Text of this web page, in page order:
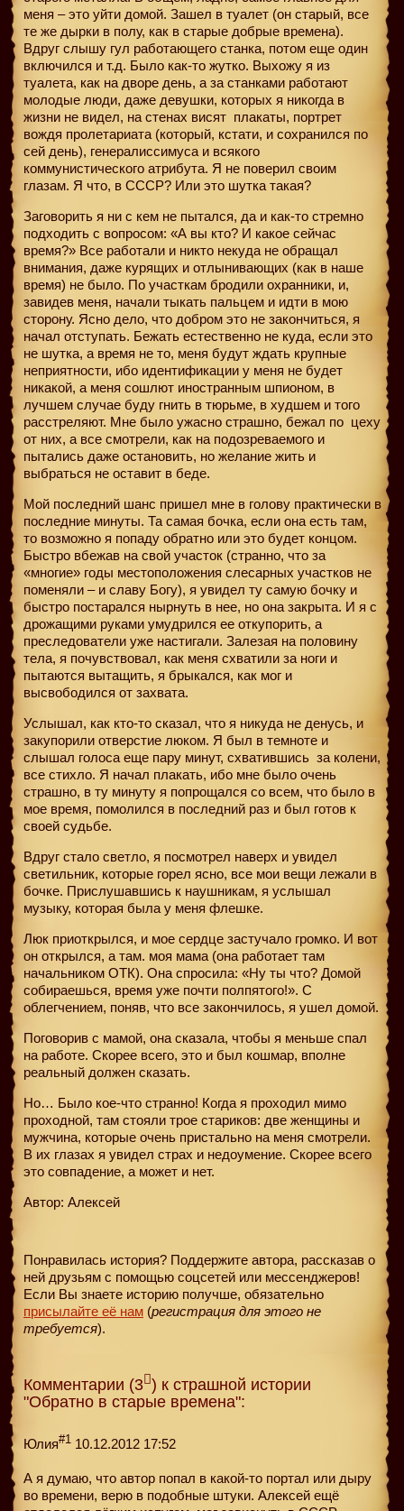
меня – это уйти домой. Зашел в туалет (он старый, все
те же дырки в полу, как в старые добрые времена).
Вдруг слышу гул работающего станка, потом еще один
включился и т.д. Было как-то жутко. Выхожу я из
туалета, как на дворе день, а за станками работают
молодые люди, даже девушки, которых я никогда в
жизни не видел, на стенах висят плакаты, портрет
вождя пролетариата (который, кстати, и сохранился по
сей день), генералиссимуса и всякого
коммунистического атрибута. Я не поверил своим
глазам. Я что, в СССР? Или это шутка такая?
Заговорить я ни с кем не пытался, да и как-то стремно
подходить с вопросом: «А вы кто? И какое сейчас
время?» Все работали и никто некуда не обращал
внимания, даже курящих и отлынивающих (как в наше
время) не было. По участкам бродили охранники, и,
завидев меня, начали тыкать пальцем и идти в мою
сторону. Ясно дело, что добром это не закончиться, я
начал отступать. Бежать естественно не куда, если это
не шутка, а время не то, меня будут ждать крупные
неприятности, ибо идентификации у меня не будет
никакой, а меня сошлют иностранным шпионом, в
лучшем случае буду гнить в тюрьме, в худшем и того
расстреляют. Мне было ужасно страшно, бежал по цеху
от них, а все смотрели, как на подозреваемого и
пытались даже остановить, но желание жить и
выбраться не оставит в беде.
Мой последний шанс пришел мне в голову практически в
последние минуты. Та самая бочка, если она есть там,
то возможно я попаду обратно или это будет концом.
Быстро вбежав на свой участок (странно, что за
«многие» годы местоположения слесарных участков не
поменяли – и славу Богу), я увидел ту самую бочку и
быстро постарался нырнуть в нее, но она закрыта. И я с
дрожащими руками умудрился ее откупорить, а
преследователи уже настигали. Залезая на половину
тела, я почувствовал, как меня схватили за ноги и
пытаются вытащить, я брыкался, как мог и
высвободился от захвата.
Услышал, как кто-то сказал, что я никуда не денусь, и
закупорили отверстие люком. Я был в темноте и
слышал голоса еще пару минут, схватившись за колени,
все стихло. Я начал плакать, ибо мне было очень
страшно, в ту минуту я попрощался со всем, что было в
мое время, помолился в последний раз и был готов к
своей судьбе.
Вдруг стало светло, я посмотрел наверх и увидел
светильник, которые горел ясно, все мои вещи лежали в
бочке. Прислушавшись к наушникам, я услышал
музыку, которая была у меня флешке.
Люк приоткрылся, и мое сердце застучало громко. И вот
он открылся, а там. моя мама (она работает там
начальником ОТК). Она спросила: «Ну ты что? Домой
собираешься, время уже почти полпятого!». С
облегчением, поняв, что все закончилось, я ушел домой.
Поговорив с мамой, она сказала, чтобы я меньше спал
на работе. Скорее всего, это и был кошмар, вполне
реальный должен сказать.
Но… Было кое-что странно! Когда я проходил мимо
проходной, там стояли трое стариков: две женщины и
мужчина, которые очень пристально на меня смотрели.
В их глазах я увидел страх и недоумение. Скорее всего
это совпадение, а может и нет.
Автор: Алексей
Понравилась история? Поддержите автора, рассказав о
ней друзьям с помощью соцсетей или мессенджеров!
Если Вы знаете историю получше, обязательно
присылайте её нам (регистрация для этого не
требуется).
Комментарии (3 ) к страшной истории
"Обратно в старые времена":
Юлия#1 10.12.2012 17:52
А я думаю, что автор попал в какой-то портал или дыру
во времени, верю в подобные штуки. Алексей ещё